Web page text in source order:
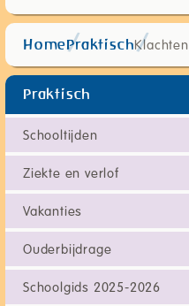
Praktisch
Schooltijden
Ziekte en verlof
Vakanties
Ouderbijdrage
Schoolgids 2025-2026
Home PraktischKlachten